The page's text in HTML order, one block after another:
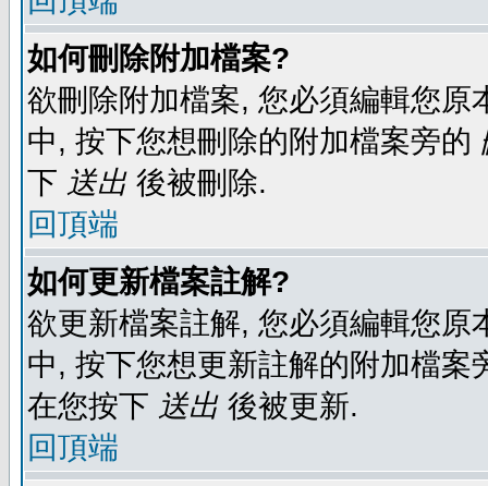
如何刪除附加檔案?
欲刪除附加檔案, 您必須編輯您
中, 按下您想刪除的附加檔案旁的
下 送出 後被刪除.
回頂端
如何更新檔案註解?
欲更新檔案註解, 您必須編輯您
中, 按下您想更新註解的附加檔案
在您按下 送出 後被更新.
回頂端